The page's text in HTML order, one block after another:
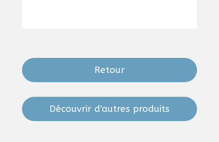
Retour
Découvrir d'autres produits